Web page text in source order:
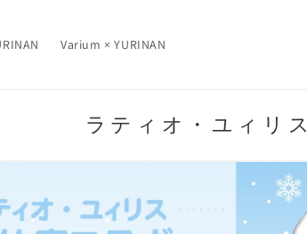
Varium × YURINAN
コ
シ
ョ
ラティオ・ユィリス